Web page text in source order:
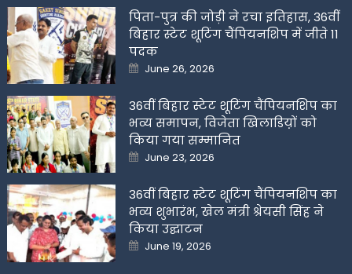
पिता-पुत्र की जोड़ी ने रचा इतिहास, 36वीं
बिहार स्टेट शूटिंग चैंपियनशिप में जीते 11
पदक
Posted
on
June 26, 2026
36वीं बिहार स्टेट शूटिंग चैंपियनशिप का
भव्य समापन, विजेता खिलाडिय़ों को
किया गया सम्मानित
Posted
on
June 23, 2026
36वीं बिहार स्टेट शूटिंग चैंपियनशिप का
भव्य शुभारंभ, खेल मंत्री श्रेयसी सिंह ने
किया उद्घाटन
Posted
on
June 19, 2026